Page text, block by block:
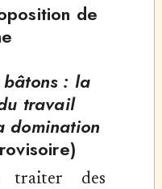
de
bâtons : la
travail
domination
traiter des